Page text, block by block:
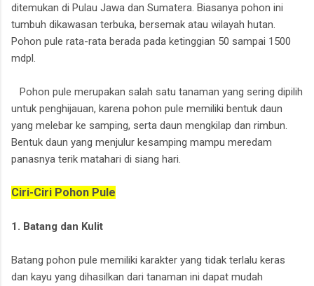
ditemukan di Pulau Jawa dan Sumatera. Biasanya pohon ini
tumbuh dikawasan terbuka, bersemak atau wilayah hutan.
Pohon pule rata-rata berada pada ketinggian 50 sampai 1500
mdpl.
Pohon pule merupakan salah satu tanaman yang sering dipilih
untuk penghijauan, karena pohon pule memiliki bentuk daun
yang melebar ke samping, serta daun mengkilap dan rimbun.
Bentuk daun yang menjulur kesamping mampu meredam
panasnya terik matahari di siang hari.
Ciri-Ciri Pohon Pule
1. Batang dan Kulit
Batang pohon pule memiliki karakter yang tidak terlalu keras
dan kayu yang dihasilkan dari tanaman ini dapat mudah